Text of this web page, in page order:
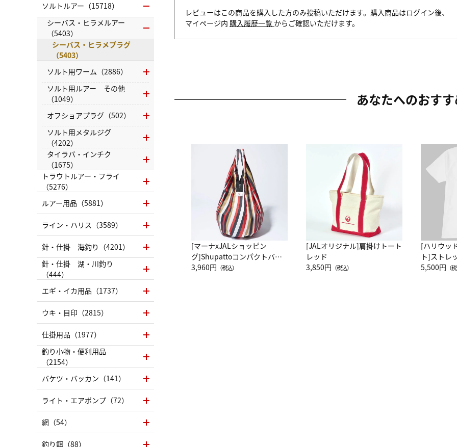
レビューはこの商品を購入した方のみ投稿いただけます。購入商品はログイン後、
マイページ内 購入履歴一覧 からご確認いただけます。
あなたへのおす
[マーナxJALショッピン
グ]Shupattoコンパクトバッ
グ Drop JAL客室乗務員
3,960円 （税込）
[JALオリジナル]肩掛けトート
レッド
3,850円 （税込）
[ハリウッ
ト]ストレ
ーネック
5,500円 （
ソルトルアー（15718）
シーバス・ヒラメルアー
（5403）
シーバス・ヒラメプラグ
（5403）
ソルト用ワーム（2886）
ソルト用ルアー その他
（1049）
オフショアプラグ（502）
ソルト用メタルジグ
（4202）
タイラバ・インチク
（1675）
トラウトルアー・フライ
（5276）
ルアー用品（5881）
ライン・ハリス（3589）
針・仕掛 海釣り（4201）
針・仕掛 湖・川釣り
（444）
エギ・イカ用品（1737）
ウキ・目印（2815）
仕掛用品（1977）
釣り小物・便利用品
（2154）
バケツ・バッカン（141）
ライト・エアポンプ（72）
網（54）
釣り餌（88）